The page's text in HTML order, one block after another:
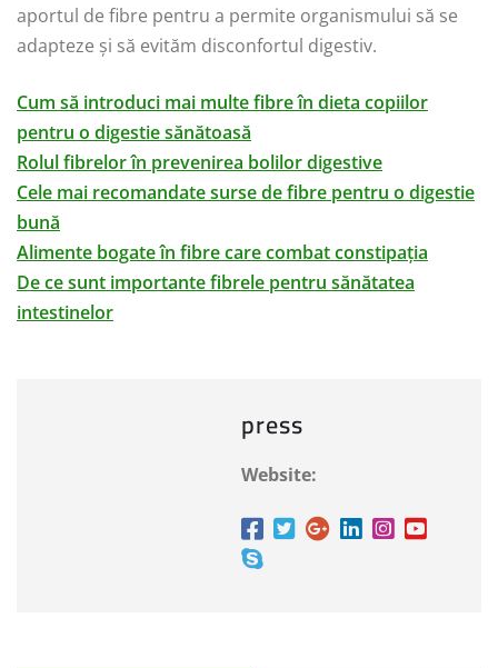
aportul de fibre pentru a permite organismului să se
adapteze și să evităm disconfortul digestiv.
Cum să introduci mai multe fibre în dieta copiilor
pentru o digestie sănătoasă
Rolul fibrelor în prevenirea bolilor digestive
Cele mai recomandate surse de fibre pentru o digestie
bună
Alimente bogate în fibre care combat constipația
De ce sunt importante fibrele pentru sănătatea
intestinelor
press
Website: